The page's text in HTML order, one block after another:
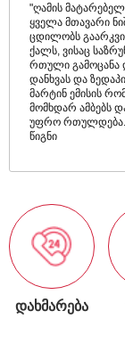
"ღამის
ყველა მთავარი
ცდილობს
ქალს, ვისაც
რთული გამოცანა
დანხვას და
მარტინ ემისის
მომხდარ ამბებს
უფრო
წიგნი
ᲓᲐᲮᲛᲐᲠᲔᲑᲐ